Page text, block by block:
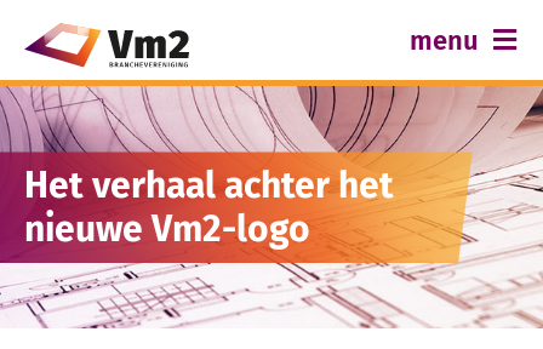
naar
inhoud
menu
Over Vm2
Normen en certificering
Best practices
Actueel
Contact
Het verhaal achter het
nieuwe Vm2-logo